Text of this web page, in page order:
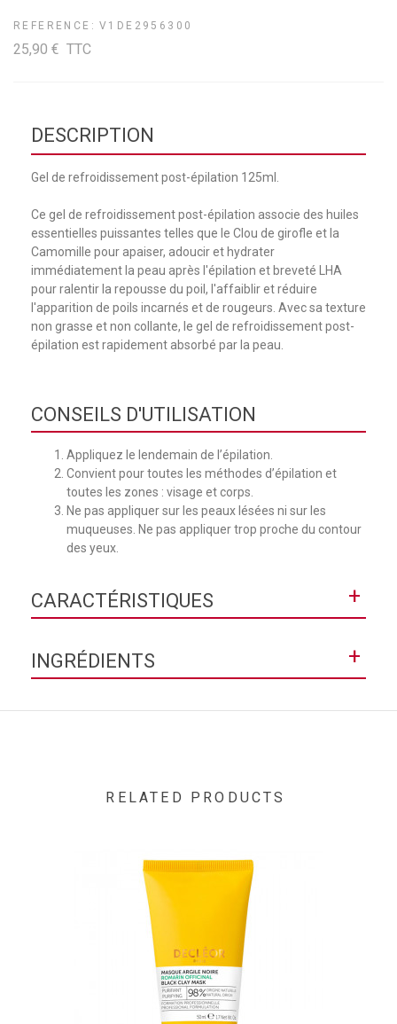
REFERENCE: V1DE2956300
25,90 € TTC
DESCRIPTION
Gel de refroidissement post-épilation 125ml.
Ce gel de refroidissement post-épilation associe des huiles
essentielles puissantes telles que le Clou de girofle et la
Camomille pour apaiser, adoucir et hydrater
immédiatement la peau après l'épilation et breveté LHA
pour ralentir la repousse du poil, l'affaiblir et réduire
l'apparition de poils incarnés et de rougeurs. Avec sa texture
non grasse et non collante, le gel de refroidissement post-
épilation est rapidement absorbé par la peau.
CONSEILS D'UTILISATION
Appliquez le lendemain de l’épilation.
Convient pour toutes les méthodes d’épilation et
toutes les zones : visage et corps.
Ne pas appliquer sur les peaux lésées ni sur les
muqueuses. Ne pas appliquer trop proche du contour
des yeux.
CARACTÉRISTIQUES +
Texture
INGRÉDIENTS +
PHENOXYETHANOL, GLYCERIN, HELIANTHUS ANNUUS SEED
ALOE BARBADENSIS LEAF JUICE POWDER, HEXYL
CINNAMAL, TETRASODIUM GLUTAMATE DIACETATE,
EUGENIA CARYOPHYLLUS BUD OIL / CLOVE BUD OIL,
EUGENOL, POTASSIUM HYDROXIDE, LINALOOL, CUCUMIS
MELO FRUIT EXTRACT / MELON FRUIT EXTRACT, BENZYL
ALCOHOL, ANTHEMIS NOBILIS FLOWER OIL, CITRONELLOL,
COUMARIN, TOCOPHEROL, CITRAL, PALMATINE, PARFUM /
RELATED PRODUCTS